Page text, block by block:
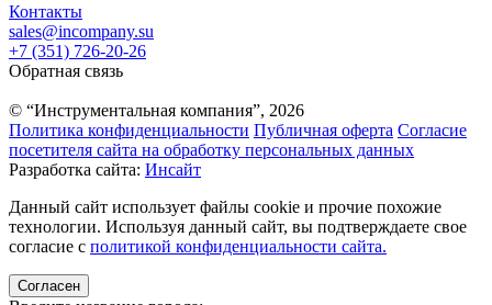
Контакты
sales@incompany.su
+7 (351) 726-20-26
Обратная связь
© “Инструментальная компания”, 2026
Политика конфиденциальности Публичная оферта Согласие
посетителя сайта на обработку персональных данных
Разработка сайта: Инсайт
Данный сайт использует файлы cookie и прочие похожие
технологии. Используя данный сайт, вы подтверждаете свое
согласие с политикой конфиденциальности сайта.
Согласен